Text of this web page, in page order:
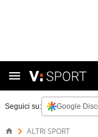
Seguici su: Google
ALTRI SPORT